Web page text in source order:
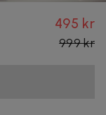
495 kr
999 kr